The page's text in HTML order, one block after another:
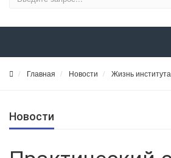
Главная Новости Жизнь института
Новости